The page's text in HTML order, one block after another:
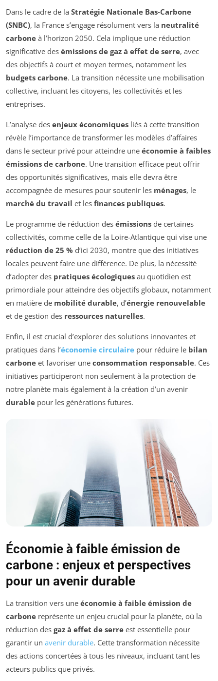
Dans le cadre de la Stratégie Nationale Bas-Carbone
(SNBC), la France s’engage résolument vers la neutralité
carbone à l’horizon 2050. Cela implique une réduction
significative des émissions de gaz à effet de serre, avec
des objectifs à court et moyen termes, notamment les
budgets carbone. La transition nécessite une mobilisation
collective, incluant les citoyens, les collectivités et les
entreprises.
L’analyse des enjeux économiques liés à cette transition
révèle l’importance de transformer les modèles d’affaires
dans le secteur privé pour atteindre une économie à faibles
émissions de carbone. Une transition efficace peut offrir
des opportunités significatives, mais elle devra être
accompagnée de mesures pour soutenir les ménages, le
marché du travail et les finances publiques.
Le programme de réduction des émissions de certaines
collectivités, comme celle de la Loire-Atlantique qui vise une
réduction de 25 % d’ici 2030, montre que des initiatives
locales peuvent faire une différence. De plus, la nécessité
d’adopter des pratiques écologiques au quotidien est
primordiale pour atteindre des objectifs globaux, notamment
en matière de mobilité durable, d’énergie renouvelable
et de gestion des ressources naturelles.
Enfin, il est crucial d’explorer des solutions innovantes et
pratiques dans l’économie circulaire pour réduire le bilan
carbone et favoriser une consommation responsable. Ces
initiatives participeront non seulement à la protection de
notre planète mais également à la création d’un avenir
durable pour les générations futures.
Économie à faible émission de
carbone : enjeux et perspectives
pour un avenir durable
La transition vers une économie à faible émission de
carbone représente un enjeu crucial pour la planète, où la
réduction des gaz à effet de serre est essentielle pour
garantir un avenir durable. Cette transformation nécessite
des actions concertées à tous les niveaux, incluant tant les
acteurs publics que privés.